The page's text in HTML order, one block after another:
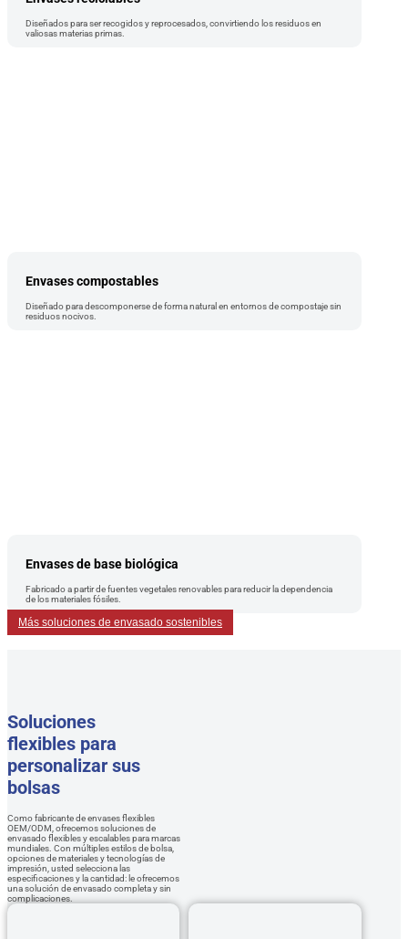
Diseñados para ser recogidos y reprocesados, convirtiendo los residuos en
valiosas materias primas.
Envases compostables
Diseñado para descomponerse de forma natural en entornos de compostaje sin
residuos nocivos.
Envases de base biológica
Fabricado a partir de fuentes vegetales renovables para reducir la dependencia
de los materiales fósiles.
Más soluciones de envasado sostenibles
Soluciones
flexibles para
personalizar sus
bolsas
Como fabricante de envases flexibles
OEM/ODM, ofrecemos soluciones de
envasado flexibles y escalables para marcas
mundiales. Con múltiples estilos de bolsa,
opciones de materiales y tecnologías de
impresión, usted selecciona las
especificaciones y la cantidad: le ofrecemos
una solución de envasado completa y sin
complicaciones.